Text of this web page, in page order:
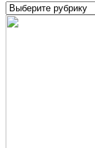
Рубрики